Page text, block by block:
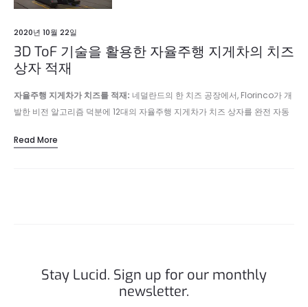
2020년 10월 22일
3D ToF 기술을 활용한 자율주행 지게차의 치즈
상자 적재
자율주행 지게차가 치즈를 적재: 네덜란드의 한 치즈 공장에서, Florinco가 개
발한 비전 알고리즘 덕분에 12대의 자율주행 지게차가 치즈 상자를 완전 자동
Read More
Stay Lucid. Sign up for our monthly
newsletter.